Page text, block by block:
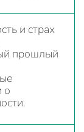
и страх
прошлый
о